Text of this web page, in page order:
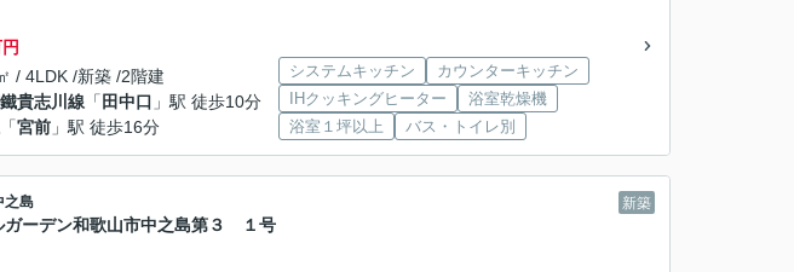
/ 4LDK /新築 /2階建
貴志川線 「 田中口 」駅 徒歩10分
「宮前 」駅 徒歩16分
システムキッチン
カウンターキッチン
IHクッキングヒーター
浴室乾燥機
浴室１坪以上
バス・トイレ別
新築
之島
ガーデン和歌山市中之島第３ １号